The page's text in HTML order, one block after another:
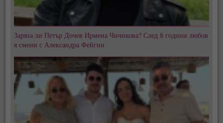
Заряза ли Петър Дочев Ирмена Чичикова? След 8 години любов
я смени с Александра Фейгин